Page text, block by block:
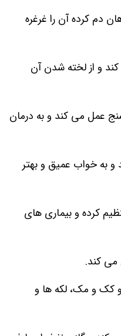
دم کرده آن را غرغره
و از لخته شدن آن
عمل می کند و به درمان
و به خواب عمیق و بهتر
کرده و بیماری های
کک و مک، لکه ها و